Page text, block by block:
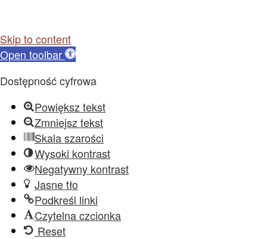
Skip to content
Open toolbar
Dostępność cyfrowa
Powiększ tekst
Zmniejsz tekst
Skala szarości
Wysoki kontrast
Negatywny kontrast
Jasne tło
Podkreśl linki
Czytelna czcionka
Reset